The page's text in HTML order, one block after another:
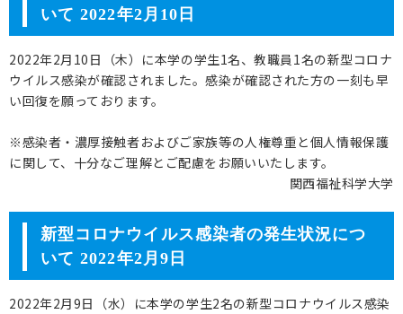
いて 2022年2月10日
2022年2月10日（木）に本学の学生1名、教職員1名の新型コロナ
ウイルス感染が確認されました。感染が確認された方の一刻も早
い回復を願っております。
※感染者・濃厚接触者およびご家族等の人権尊重と個人情報保護
に関して、十分なご理解とご配慮をお願いいたします。
関西福祉科学大学
新型コロナウイルス感染者の発生状況につ
いて 2022年2月9日
2022年2月9日（水）に本学の学生2名の新型コロナウイルス感染